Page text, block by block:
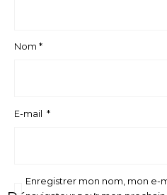
Nom *
E-mail *
Enregistrer mon nom, mon e-